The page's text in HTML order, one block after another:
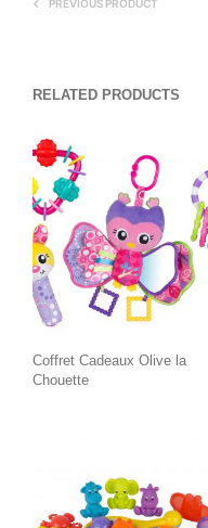
PREVIOUS PRODUCT
RELATED PRODUCTS
Coffret Cadeaux Olive la
Chouette